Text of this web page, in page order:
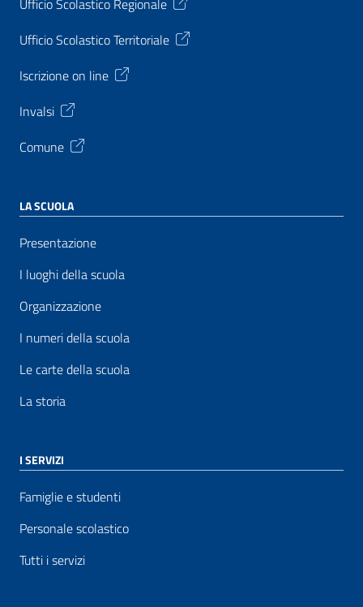
Ufficio Scolastico Regionale
Ufficio Scolastico Territoriale
Iscrizione on line
Invalsi
Comune
LA SCUOLA
Presentazione
I luoghi della scuola
Organizzazione
I numeri della scuola
Le carte della scuola
La storia
I SERVIZI
Famiglie e studenti
Personale scolastico
Tutti i servizi